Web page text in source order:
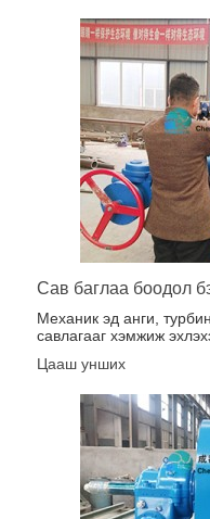
Сав баглаа боодол
Механик эд анги,
савлагааг хэмжиж
Цааш унших